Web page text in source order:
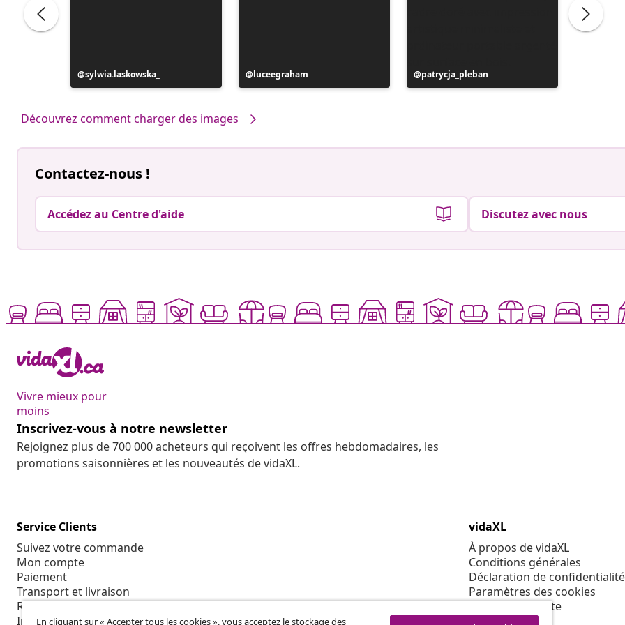
Publication
publiée
sylwia.laskowska_
Publication
publiée
luceegraham
Publication
publiée
patrycja_pleban
Découvrez comment charger des images
Contactez-nous !
Accédez au Centre d'aide Discutez avec nous
Vivre mieux pour
moins
Inscrivez-vous à notre newsletter
Rejoignez plus de 700 000 acheteurs qui reçoivent les offres hebdomadaires, les
promotions saisonnières et les nouveautés de vidaXL.
Service Clients
Suivez votre commande
Mon compte
Paiement
Transport et livraison
Retour
Informations sur le produit
vidaXL
À propos de vidaXL
Conditions générales
Déclaration de
Paramètres des cookies
Code de conduite
Sécurité
En cliquant sur « Accepter tous les cookies », vous acceptez le stockage des